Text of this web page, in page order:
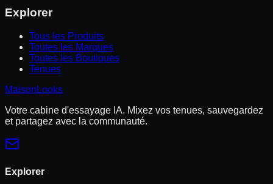
Explorer
Tous les Produits
Toutes les Marques
Toutes les Boutiques
Tenues
MaisonLooks
Votre cabine d'essayage IA. Mixez vos tenues, sauvegardez
et partagez avec la communauté.
Explorer